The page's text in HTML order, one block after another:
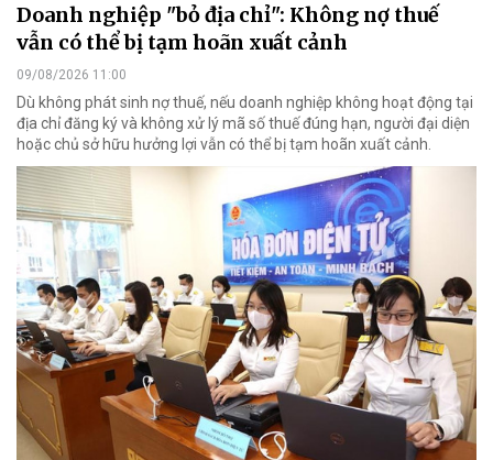
Doanh nghiệp "bỏ địa chỉ": Không nợ thuế
vẫn có thể bị tạm hoãn xuất cảnh
09/08/2026 11:00
Dù không phát sinh nợ thuế, nếu doanh nghiệp không hoạt động tại
địa chỉ đăng ký và không xử lý mã số thuế đúng hạn, người đại diện
hoặc chủ sở hữu hưởng lợi vẫn có thể bị tạm hoãn xuất cảnh.